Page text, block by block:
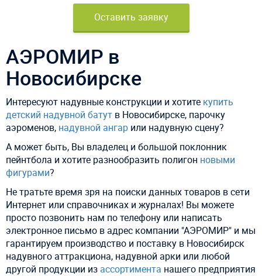
Оставить заявку
АЭРОМИР в
Новосибирске
Интересуют надувные конструкции и хотите купить
детский надувной батут в Новосибирске, парочку
аэроменов, надувной ангар или надувную сцену?
А может быть, Вы владелец и большой поклонник
пейнтбола и хотите разнообразить полигон новыми
фигурами?
Не тратьте время зря на поиски данных товаров в сети
Интернет или справочниках и журналах! Вы можете
просто позвонить нам по телефону или написать
электронное письмо в адрес компании "АЭРОМИР" и мы
гарантируем производство и поставку в Новосибирск
надувного аттракциона, надувной арки или любой
другой продукции из ассортимента нашего предприятия